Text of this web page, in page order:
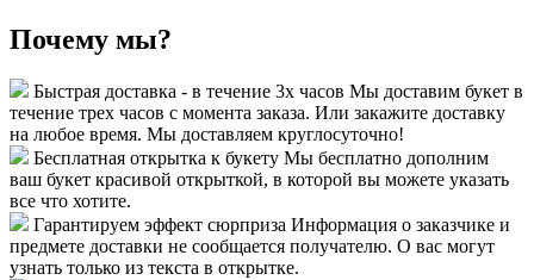
Почему мы?
Быстрая доставка - в течение 3х часов Мы доставим букет в
течение трех часов с момента заказа. Или закажите доставку
на любое время. Мы доставляем круглосуточно!
Бесплатная открытка к букету Мы бесплатно дополним
ваш букет красивой открыткой, в которой вы можете указать
все что хотите.
Гарантируем эффект сюрприза Информация о заказчике и
предмете доставки не сообщается получателю. О вас могут
узнать только из текста в открытке.